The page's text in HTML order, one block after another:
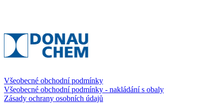
Všeobecné obchodní podmínky
Všeobecné obchodní podmínky - nakládání s obaly
Zásady ochrany osobních údajů